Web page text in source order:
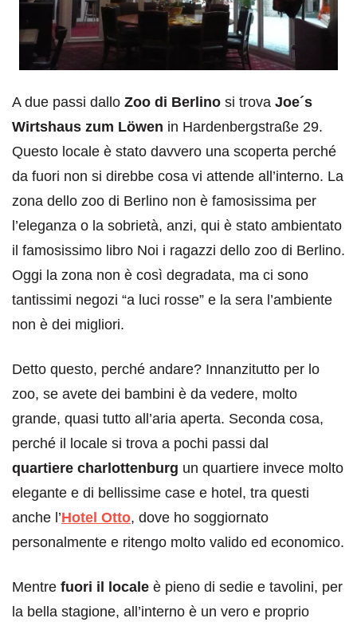
A due passi dallo Zoo di Berlino si trova Joe´s
Wirtshaus zum Löwen in Hardenbergstraße 29.
Questo locale è stato davvero una scoperta perché
da fuori non si direbbe cosa vi attende all’interno. La
zona dello zoo di Berlino non è famosissima per
l’eleganza o la sobrietà, anzi, qui è stato ambientato
il famosissimo libro Noi i ragazzi dello zoo di Berlino.
Oggi la zona non è così degradata, ma ci sono
tantissimi negozi “a luci rosse” e la sera l’ambiente
non è dei migliori.
Detto questo, perché andare? Innanzitutto per lo
zoo, se avete dei bambini è da vedere, molto
grande, quasi tutto all’aria aperta. Seconda cosa,
perché il locale si trova a pochi passi dal
quartiere charlottenburg un quartiere invece molto
elegante e di bellissime case e hotel, tra questi
anche l’Hotel Otto, dove ho soggiornato
personalmente e ritengo molto valido ed economico.
Mentre fuori il locale è pieno di sedie e tavolini, per
la bella stagione, all’interno è un vero e proprio